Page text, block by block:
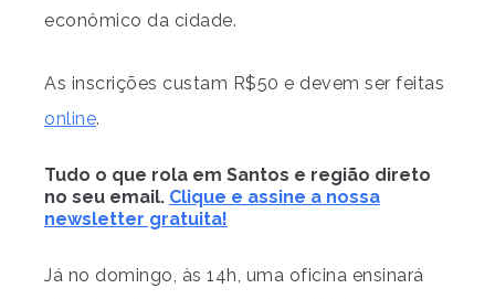
econômico da cidade.
As inscrições custam R$50 e devem ser feitas
online.
Tudo o que rola em Santos e região direto
no seu email. Clique e assine a nossa
newsletter gratuita!
Já no domingo, às 14h, uma oficina ensinará